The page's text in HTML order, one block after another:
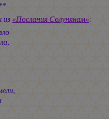
из «Послания Солунянам»: